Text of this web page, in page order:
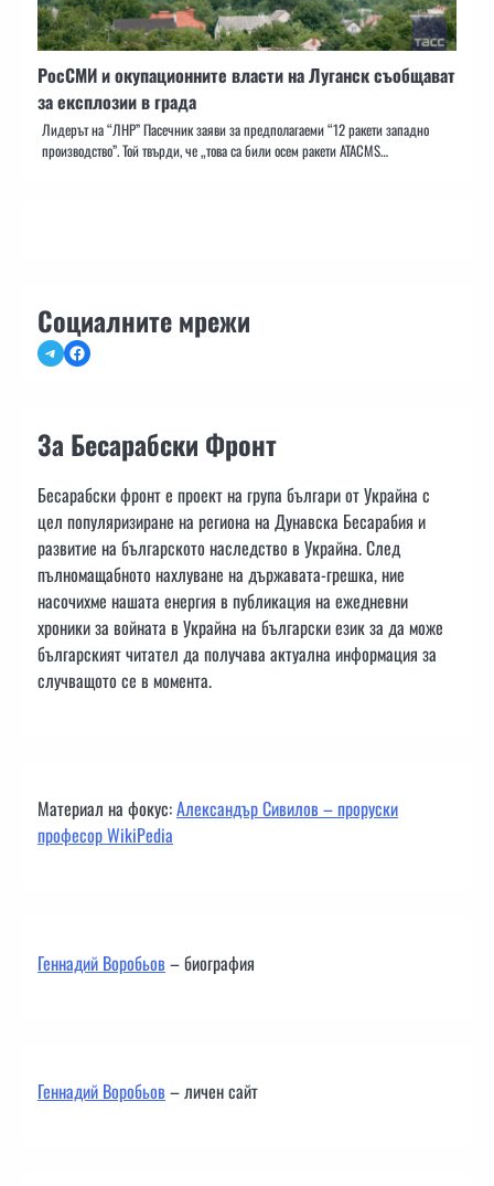
РосСМИ и окупационните власти на Луганск съобщават
за експлозии в града
Лидерът на “ЛНР” Пасечник заяви за предполагаеми “12 ракети западно
производство”. Той твърди, че „това са били осем ракети ATACMS…
Социалните мрежи
TelegramFacebook
За Бесарабски Фронт
Бесарабски фронт е проект на група българи от Украйна с
цел популяризиране на региона на Дунавска Бесарабия и
развитие на българското наследство в Украйна. След
пълномащабното нахлуване на държавата-грешка, ние
насочихме нашата енергия в публикация на ежедневни
хроники за войната в Украйна на български език за да може
българският читател да получава актуална информация за
случващото се в момента.
Материал на фокус:Александър Сивилов – проруски
професор WikiPedia
Геннадий Воробьов– биография
Геннадий Воробьов– личен сайт